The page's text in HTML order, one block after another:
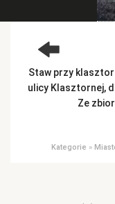
Staw przy
ulicy Klasztornej,
Ze
Kategorie »